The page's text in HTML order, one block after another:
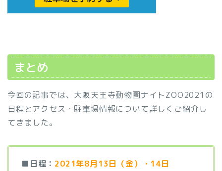
まとめ
今回の記事では、大阪天王寺動物園ナイトZOO2021の
日程とアクセス・駐車場情報について詳しくご紹介し
てきました。
■ 日程： 2021年8月13日（金）・14日